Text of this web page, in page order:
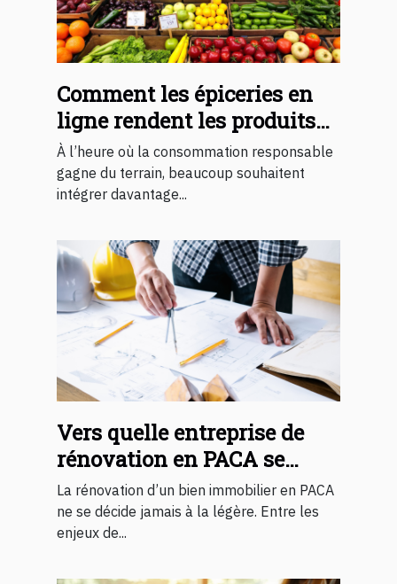
Comment les épiceries en
ligne rendent les produits
biologiques plus abordables
À l’heure où la consommation responsable
gagne du terrain, beaucoup souhaitent
intégrer davantage...
Vers quelle entreprise de
rénovation en PACA se
tourner ?
La rénovation d’un bien immobilier en PACA
ne se décide jamais à la légère. Entre les
enjeux de...